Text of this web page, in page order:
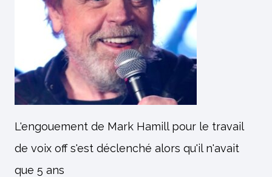
L'engouement de Mark Hamill pour le travail
de voix off s'est déclenché alors qu'il n'avait
que 5 ans